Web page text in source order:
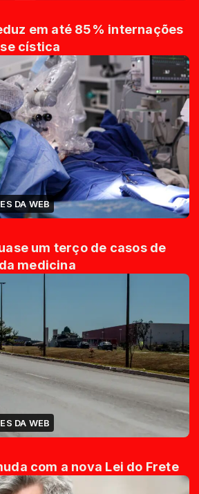
em até 85% internações
cística
DA WEB
um terço de casos de
medicina
DA WEB
com a nova Lei do Frete